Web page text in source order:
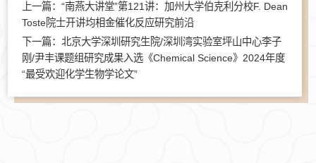
上一篇：“南燕大讲堂”第121讲：加州大学伯克利分校F. Dean
Toste院士开讲均相金催化反应研究前沿
下一篇：北京大学深圳研究生院/深圳湾实验室坪山中心李子
刚/尹丰课题组研究成果入选《Chemical Science》2024年度
“最受欢迎化学生物学论文”